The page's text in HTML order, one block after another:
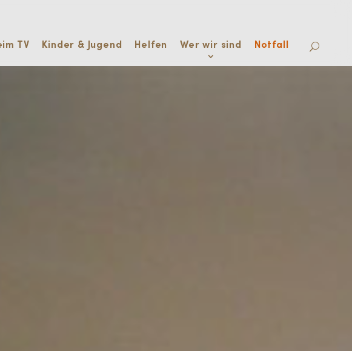
TV Kinder & Jugend Helfen Wer wir sind Notfall